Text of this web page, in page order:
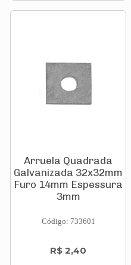
Arruela Quadrada
Galvanizada 32x32mm
Furo 14mm Espessura
3mm
Código: 733601
R$ 2,40